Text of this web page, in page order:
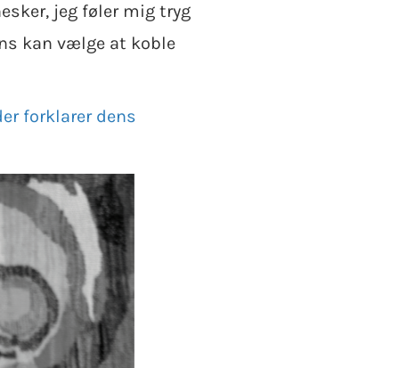
jeg føler mig tryg
kan vælge at koble
forklarer dens